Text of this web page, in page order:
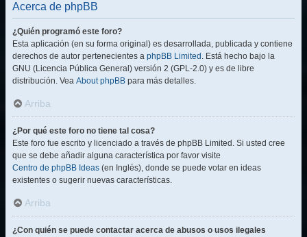
Acerca de phpBB
¿Quién programó este foro?
Esta aplicación (en su forma original) es desarrollada, publicada y contiene
derechos de autor pertenecientes a phpBB Limited . Está hecho bajo la
GNU (Licencia Pública General) versión 2 (GPL-2.0) y es de libre
distribución. Vea About phpBB para más detalles.
Arriba
¿Por qué este foro no tiene tal cosa?
Este foro fue escrito y licenciado a través de phpBB Limited. Si usted cree
que se debe añadir alguna característica por favor visite
Centro de phpBB Ideas (en Inglés), donde se puede votar en ideas
existentes o sugerir nuevas características.
Arriba
¿Con quién se puede contactar acerca de abusos o usos ilegales